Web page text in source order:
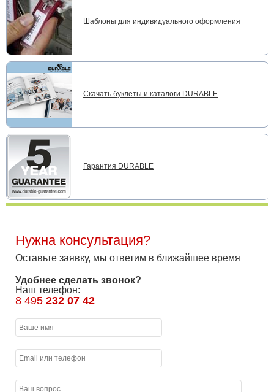
Шаблоны для индивидуального оформления
Скачать буклеты и каталоги DURABLE
Гарантия DURABLE
Нужна консультация?
Оставьте заявку, мы ответим в ближайшее время
Удобнее сделать звонок?
Наш телефон:
8 495 232 07 42